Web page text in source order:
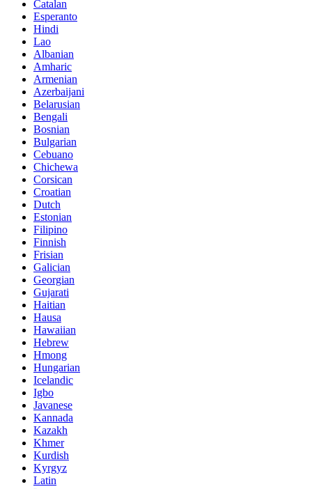
Catalan
Esperanto
Hindi
Lao
Albanian
Amharic
Armenian
Azerbaijani
Belarusian
Bengali
Bosnian
Bulgarian
Cebuano
Chichewa
Corsican
Croatian
Dutch
Estonian
Filipino
Finnish
Frisian
Galician
Georgian
Gujarati
Haitian
Hausa
Hawaiian
Hebrew
Hmong
Hungarian
Icelandic
Igbo
Javanese
Kannada
Kazakh
Khmer
Kurdish
Kyrgyz
Latin